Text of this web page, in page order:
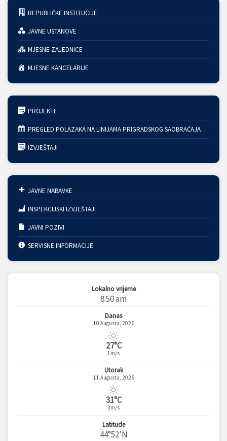
REPUBLIČKE INSTITUCIJE
JAVNE USTANOVE
MJESNE ZAJEDNICE
MJESNE KANCELARIJE
PROJEKTI
PREGLED POLAZAKA NA LINIJAMA PRIGRADSKOG SAOBRAĆAJA
IZVJEŠTAJI
JAVNE NABAVKE
INSPEKCIJSKI IZVJEŠTAJI
JAVNI POZIVI
SERVISNE INFORMACIJE
Lokalno vrijeme
8:50 am
Danas
10 Augusta, 2026
27°C
1m/s
Utorak
11 Augusta, 2026
31°C
3m/s
Latitude
44°52'N